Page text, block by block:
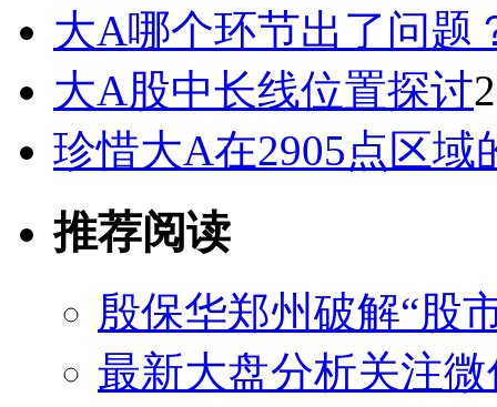
大A哪个环节出了问题
大A股中长线位置探讨
珍惜大A在2905点区域
推荐阅读
殷保华郑州破解“股
最新大盘分析关注